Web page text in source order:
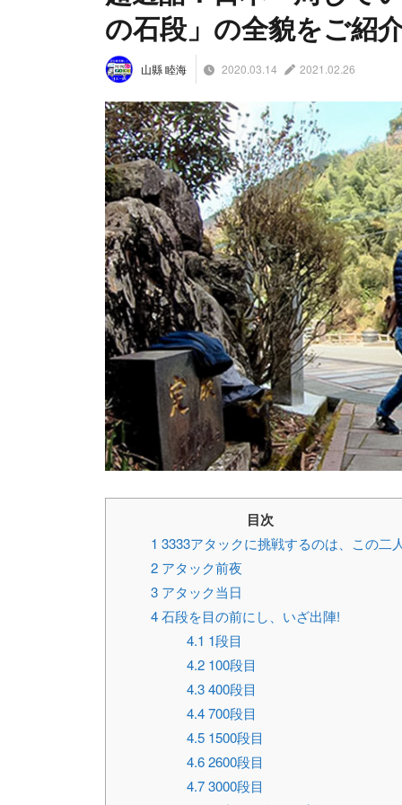
の石段」の全貌をご紹
山縣 睦海 2020.03.14 2021.02.26
目次
1 3333アタックに挑戦するのは、この二
2 アタック前夜
3 アタック当日
4石段を目の前にし、いざ出陣!
4.1 1段目
4.2 100段目
4.3400段目
4.4700段目
4.5 1500段目
4.62600段目
4.73000段目